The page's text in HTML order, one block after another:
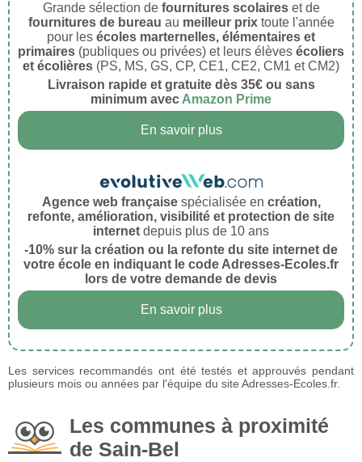
Grande sélection de fournitures scolaireset de
fournitures de bureau au meilleur prixtoute l'année
pour les écoles marternelles, élémentaires et
primaires (publiques ou privées) et leurs élèves écoliers
et écolières (PS, MS, GS, CP, CE1, CE2, CM1 et CM2)
Livraison rapide et gratuite dès 35€ ou sans
minimum avec Amazon Prime
En savoir plus
Agence web françaisespécialisée en création,
refonte, amélioration, visibilité et protection de site
internet depuis plus de 10 ans
-10% sur la création ou la refonte du site internet de
votre école en indiquant le code Adresses-Ecoles.fr
lors de votre demande de devis
En savoir plus
Les services recommandés ont été testés et approuvés pendant
plusieurs mois ou années par l'équipe du site Adresses-Ecoles.fr.
Les communes à proximité
de Sain-Bel